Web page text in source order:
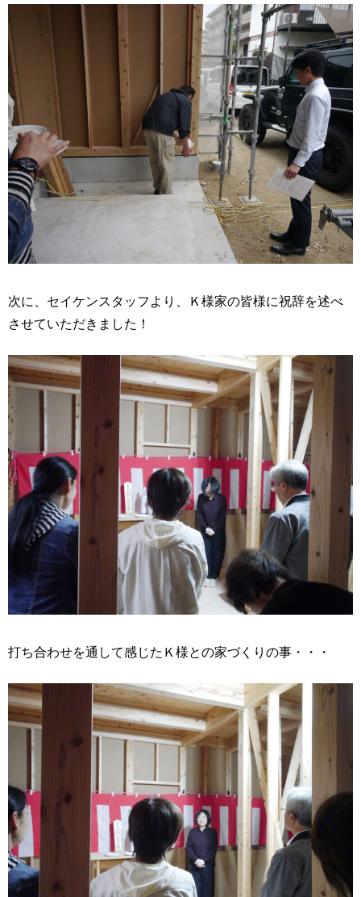
次に、セイケンスタッフより、Ｋ様家の皆様に祝辞を述べ
させていただきました！
打ち合わせを通して感じたＫ様との家づくりの事・・・